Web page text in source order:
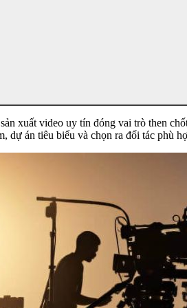
xuất video uy tín đóng vai trò then
án tiêu biểu và chọn ra đối tác phù